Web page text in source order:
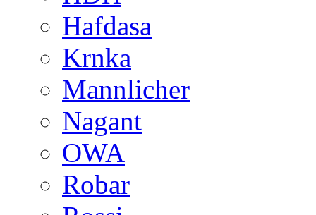
Hafdasa
Krnka
Mannlicher
Nagant
OWA
Robar